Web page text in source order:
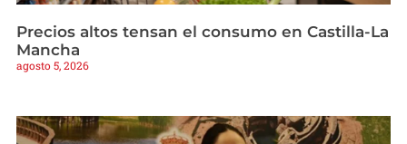
Precios altos tensan el consumo en Castilla-La
Mancha
agosto 5, 2026